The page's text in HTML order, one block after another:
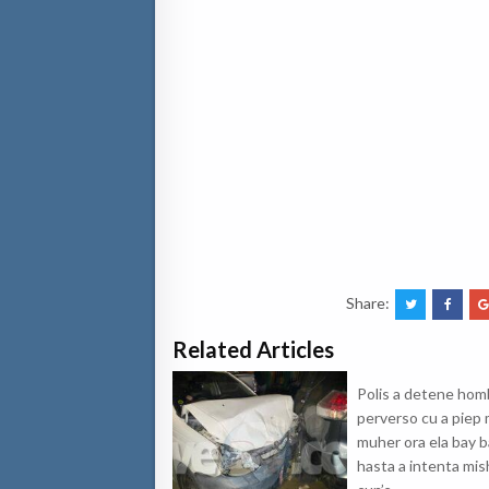
Share:
Related Articles
Polis a detene
perverso cu a piep
muher ora ela bay
hasta a intenta